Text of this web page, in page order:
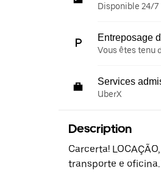
Disponible 24/7
Entreposage
Vous êtes tenu
Services
UberX
Description
Carcerta!
transporte e